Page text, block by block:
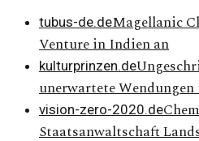
tubus-de.deMagellanic
Venture in Indien an
kulturprinzen.de
unerwartete Wendungen
vision-zero-2020.de
Staatsanwaltschaft